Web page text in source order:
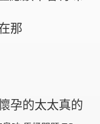
那
孕的太太真的